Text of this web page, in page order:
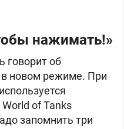
нажимать!»
говорит об
в новом режиме. При
of Tanks
запомнить три